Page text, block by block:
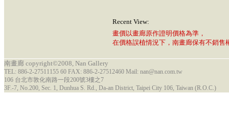
Recent View:
畫價以畫廊原作證明價格為準，
在價格誤植情況下，南畫廊保有不銷售
南畫廊 copyright©2008, Nan Gallery
TEL: 886-2-27511155 60 FAX: 886-2-27512460 Mail: nan@nan.com.tw
106 台北市敦化南路一段200號3樓之7
3F.-7, No.200, Sec. 1, Dunhua S. Rd., Da-an District, Taipei City 106, Taiwan (R.O.C.)